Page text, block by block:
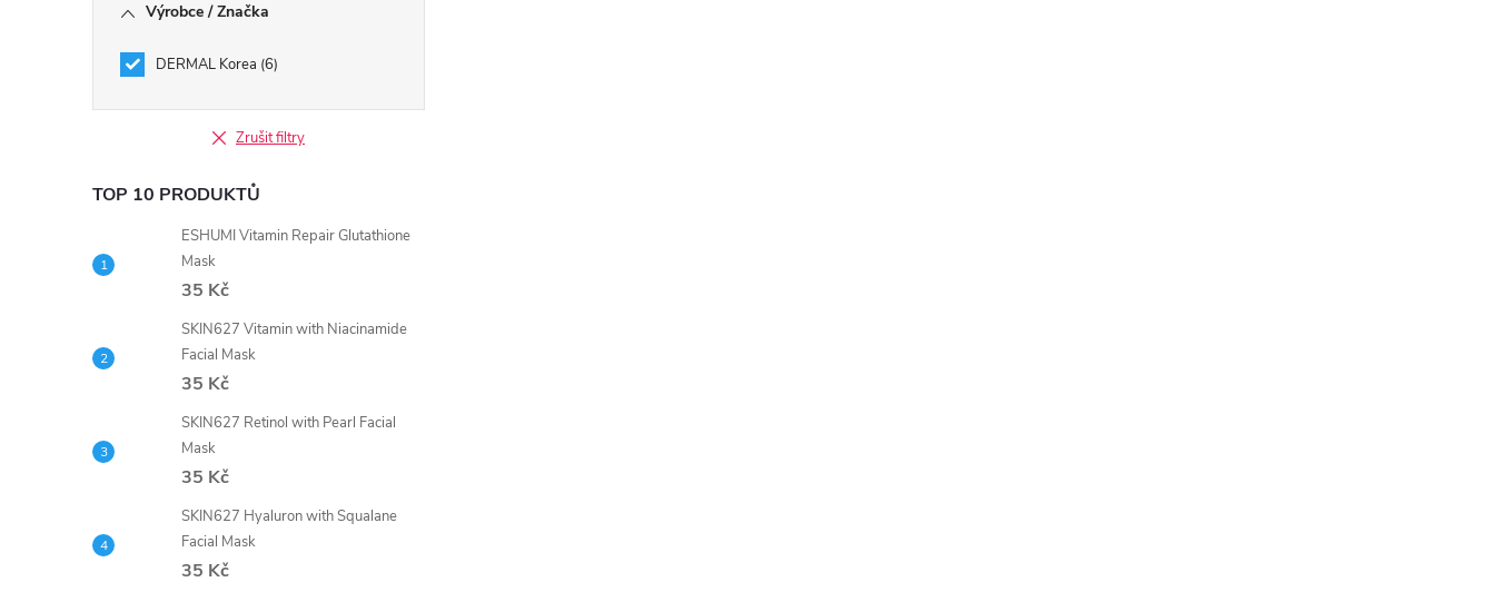
Výrobce / Značka
DERMAL Korea 6
Zrušit filtry
TOP 10 PRODUKTŮ
ESHUMI Vitamin Repair Glutathione
Mask
35 Kč
SKIN627 Vitamin with Niacinamide
Facial Mask
35 Kč
SKIN627 Retinol with Pearl Facial
Mask
35 Kč
SKIN627 Hyaluron with Squalane
Facial Mask
35 Kč